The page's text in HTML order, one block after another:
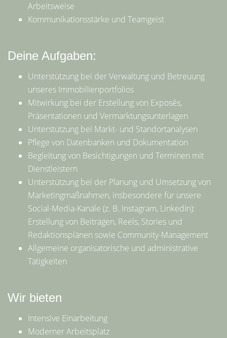
Arbeitsweise
Kommunikationsstärke und Teamgeist
Deine Aufgaben:
Unterstützung bei der Verwaltung und Betreuung
unseres Immobilienportfolios
Mitwirkung bei der Erstellung von Exposés,
Präsentationen und Vermarktungsunterlagen
Unterstützung bei Markt- und Standortanalysen
Pflege von Datenbanken und Dokumentation
Begleitung von Besichtigungen und Terminen mit
Dienstleistern
Unterstützung bei der Planung und Umsetzung von
Marketingmaßnahmen, insbesondere für unsere
Social-Media-Kanäle (z. B. Instagram, LinkedIn):
Erstellung von Beiträgen, Reels, Stories und
Redaktionsplänen sowie Community-Management
Allgemeine organisatorische und administrative
Tätigkeiten
Wir bieten
Intensive Einarbeitung
Moderner Arbeitsplatz